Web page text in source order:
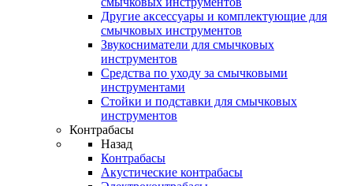
Другие аксессуары и комплектующие для
смычковых инструментов
Звукосниматели для смычковых
инструментов
Средства по уходу за смычковыми
инструментами
Стойки и подставки для смычковых
инструментов
Контрабасы
Назад
Контрабасы
Акустические контрабасы